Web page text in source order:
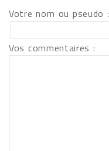
Votre nom ou pseudo :
Vos commentaires :